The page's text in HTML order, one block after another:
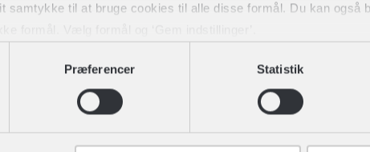
samtykke til at bruge cookies til alle disse formål. Du kan også
dit samtykke tilbage eller ændre det ved at klikke på linket
Præferencer Statistik